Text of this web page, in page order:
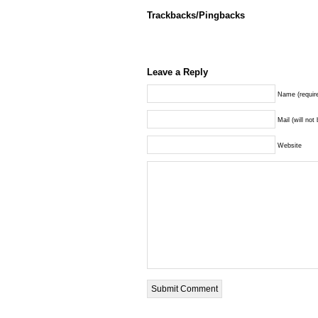
Trackbacks/Pingbacks
Leave a Reply
Name
Mail (will not
Website